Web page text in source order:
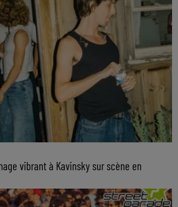
vibrant à Kavinsky sur scène en